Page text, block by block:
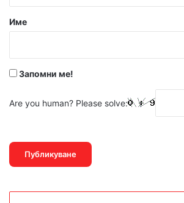
р
Име
Запомни ме!
Are you human? Please solve: